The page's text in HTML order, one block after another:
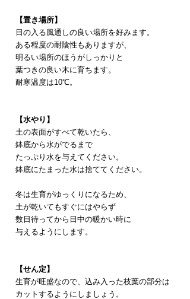
【置き場所】
日の入る風通しの良い場所を好みます。
ある程度の耐陰性もありますが、
明るい場所のほうがしっかりと
葉つきの良い木に育ちます。
耐寒温度は10℃。
【水やり】
土の表面がすべて乾いたら、
鉢底から水がでるまで
たっぷり水を与えてください。
鉢底にたまった水は捨ててください。
冬は生育がゆっくりになるため、
土が乾いてもすぐにはやらず
数日待ってから日中の暖かい時に
与えるようにします。
【せん定】
生育が旺盛なので、込み入った枝葉の部分は
カットするようにしましょう。